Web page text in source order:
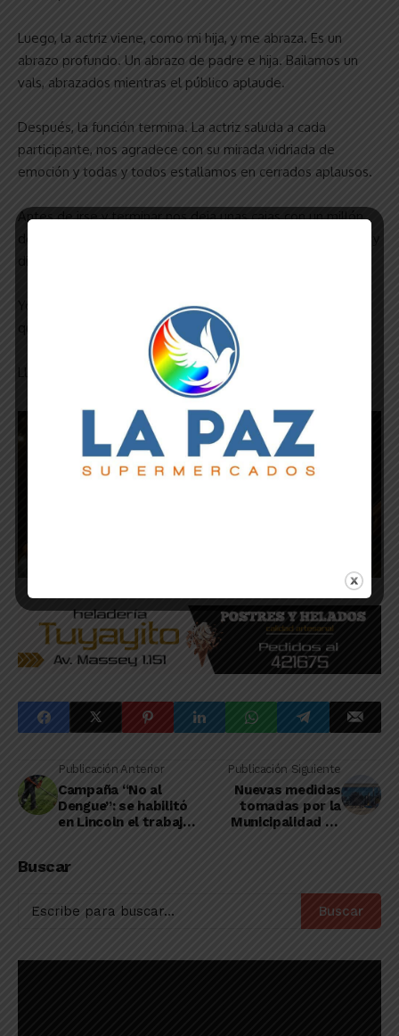
Luego, la actriz viene, como mi hija, y me abraza. Es un
abrazo profundo. Un abrazo de padre e hija. Bailamos un
vals, abrazados mientras el público aplaude.
Después, la función termina. La actriz saluda a cada
participante, nos agradece con su mirada vidriada de
emoción y todas y todos estallamos en cerrados aplausos.
Antes de irse y terminar nos deja unas cajas con un millón
Yo me quedo atrapado en ese abrazo y en el baile, en lo
que acaba de suceder.
Llorando de emoción por algo tan genial: es el teatro.
Publicación Anterior
Campaña “No al
Dengue”: se habilitó
en Lincoln el trabajo
Publicación Siguiente
Nuevas medidas
tomadas por la
Municipalidad de
Buscar
Buscar